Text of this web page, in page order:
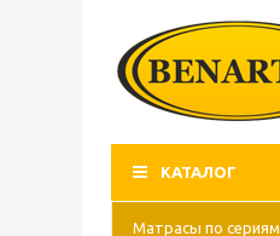
КАТАЛОГ
Матрасы по сериям